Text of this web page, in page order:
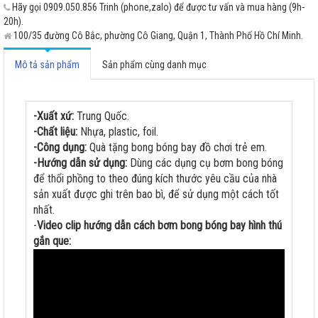
Hãy gọi 0909.050.856 Trinh (phone,zalo) để được tư vấn và mua hàng (9h-
20h).
100/35 đường Cô Bắc, phường Cô Giang, Quận 1, Thành Phố Hồ Chí Minh.
Mô tả sản phẩm Sản phẩm cùng danh mục
-Xuất xứ: Trung Quốc.
-Chất liệu: Nhựa, plastic, foil.
-Công dụng: Quà tặng bong bóng bay đồ chơi trẻ em.
-Hướng dẫn sử dụng: Dùng các dụng cụ bơm bong bóng
để thổi phồng to theo đúng kích thước yêu cầu của nhà
sản xuất được ghi trên bao bì, để sử dụng một cách tốt
nhất.
-Video clip hướng dẫn cách bơm bong bóng bay hình thú
gắn que: